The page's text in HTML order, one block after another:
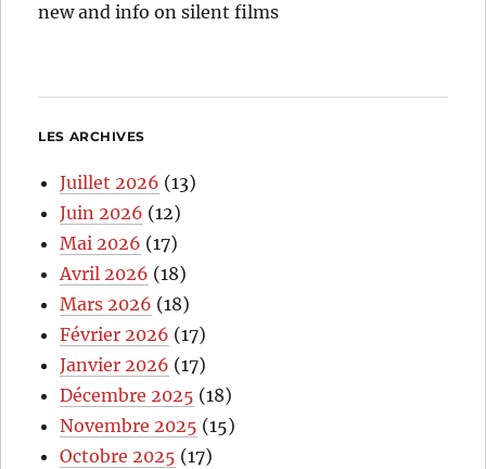
new and info on silent films
LES ARCHIVES
Juillet 2026 (13)
Juin 2026 (12)
Mai 2026 (17)
Avril 2026 (18)
Mars 2026 (18)
Février 2026 (17)
Janvier 2026 (17)
Décembre 2025 (18)
Novembre 2025 (15)
Octobre 2025 (17)